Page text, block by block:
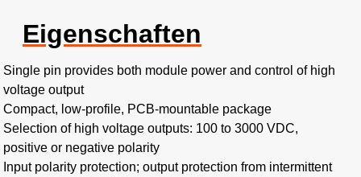
Eigenschaften
Single pin provides both module power and control of high
voltage output
Compact, low-profile, PCB-mountable package
Selection of high voltage outputs: 100 to 3000 VDC,
positive or negative polarity
Input polarity protection; output protection from intermittent